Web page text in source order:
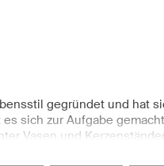
gegründet und hat
sich zur Aufgabe
Vasen und